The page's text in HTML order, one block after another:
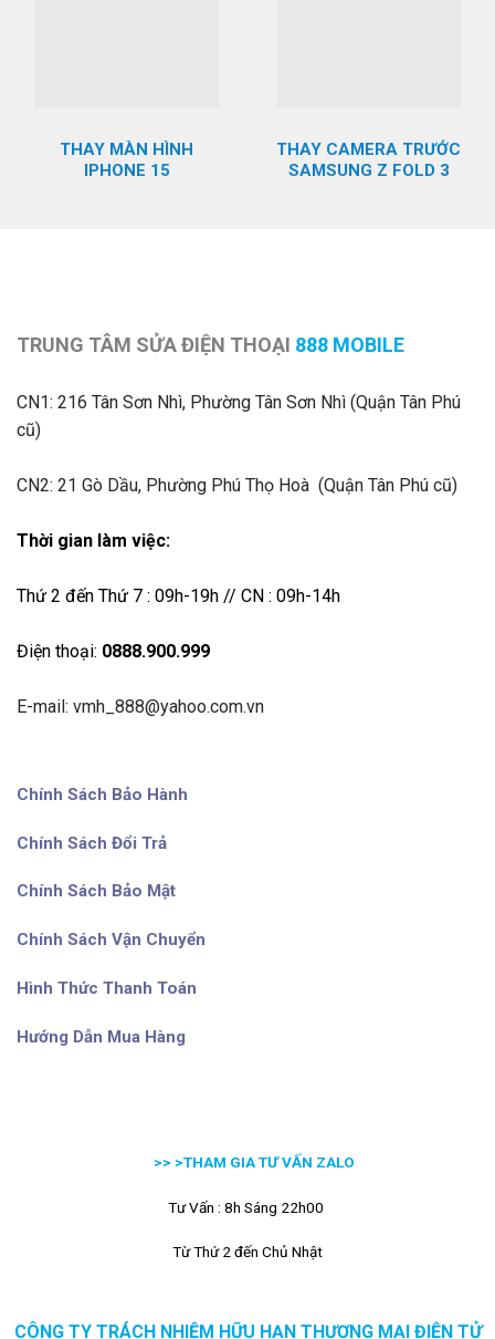
THAY MÀN HÌNH
IPHONE 15
THAY CAMERA TRƯỚC
SAMSUNG Z FOLD 3
TRUNG TÂM SỬA ĐIỆN THOẠI 888 MOBILE
CN1: 216 Tân Sơn Nhì, Phường Tân Sơn Nhì (Quận Tân Phú
cũ)
CN2: 21 Gò Dầu, Phường Phú Thọ Hoà (Quận Tân Phú cũ)
Thời gian làm việc:
Thứ 2 đến Thứ 7 : 09h-19h // CN : 09h-14h
Điện thoại: 0888.900.999
E-mail: vmh_888@yahoo.com.vn
Chính Sách Bảo Hành
Chính Sách Đổi Trả
Chính Sách Bảo Mật
Chính Sách Vận Chuyển
Hình Thức Thanh Toán
Hướng Dẫn Mua Hàng
>> >THAM GIA TƯ VẤN ZALO
Tư Vấn : 8h Sáng 22h00
Từ Thứ 2 đến Chủ Nhật
CÔNG TY TRÁCH NHIỆM HỮU HẠN THƯƠNG MẠI ĐIỆN TỬ